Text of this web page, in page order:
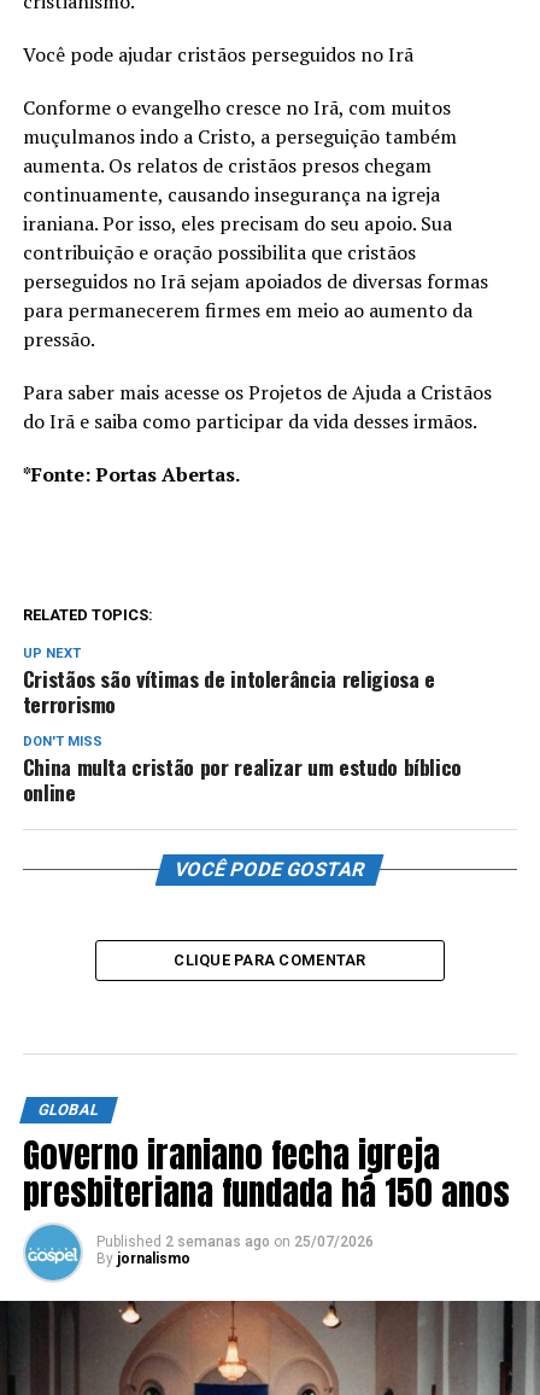
Você pode ajudar cristãos perseguidos no Irã
Conforme o evangelho cresce no Irã, com muitos
muçulmanos indo a Cristo, a perseguição também
aumenta. Os relatos de cristãos presos chegam
continuamente, causando insegurança na igreja
iraniana. Por isso, eles precisam do seu apoio. Sua
contribuição e oração possibilita que cristãos
perseguidos no Irã sejam apoiados de diversas formas
para permanecerem firmes em meio ao aumento da
pressão.
Para saber mais acesse os Projetos de Ajuda a Cristãos
do Irã e saiba como participar da vida desses irmãos.
*Fonte: Portas Abertas.
RELATED TOPICS:
UP NEXT
Cristãos são vítimas de intolerância religiosa e
terrorismo
DON'T MISS
China multa cristão por realizar um estudo bíblico
online
VOCÊ PODE GOSTAR
CLIQUE PARA COMENTAR
GLOBAL
Governo iraniano fecha igreja
presbiteriana fundada há 150 anos
Published 2 semanas ago on 25/07/2026
By jornalismo